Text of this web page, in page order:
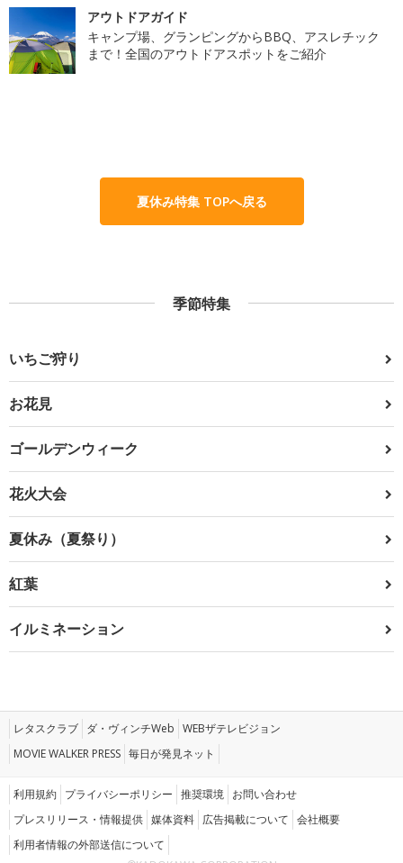
アウトドアガイド
キャンプ場、グランピングからBBQ、アスレチック
まで！全国のアウトドアスポットをご紹介
夏休み特集 TOPへ戻る
季節特集
いちご狩り
お花見
ゴールデンウィーク
花火大会
夏休み（夏祭り）
紅葉
イルミネーション
レタスクラブ ダ・ヴィンチWeb WEBザテレビジョン
MOVIE WALKER PRESS 毎日が発見ネット
利用規約 プライバシーポリシー 推奨環境 お問い合わせ
プレスリリース・情報提供 媒体資料 広告掲載について 会社概要
利用者情報の外部送信について